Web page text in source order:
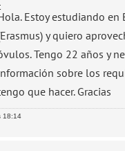
Estoy estudiando en
y quiero
Tengo 22 años y
sobre los
que hacer. Gracias
18:14